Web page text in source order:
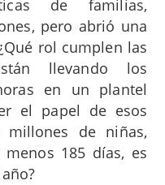
de familias,
pero abrió una
rol cumplen las
llevando los
en un plantel
el papel de esos
de niñas,
185 días, es